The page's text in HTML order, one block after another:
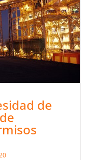
de